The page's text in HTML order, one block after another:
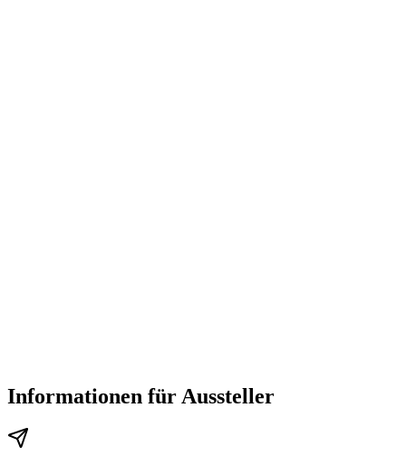
Informationen für Aussteller